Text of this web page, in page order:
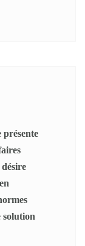
présente
solution